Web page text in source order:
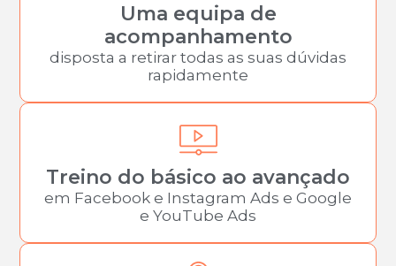
Uma equipa de
acompanhamento
disposta a retirar todas as suas dúvidas
rapidamente
Treino do básico ao avançado
em Facebook e Instagram Ads e Google
e YouTube Ads